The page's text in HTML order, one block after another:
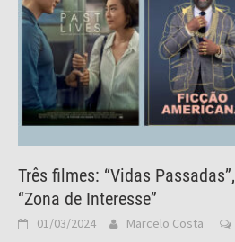
Três filmes: “Vidas
“Zona de Interesse”
01/03/2024 Marcelo Costa